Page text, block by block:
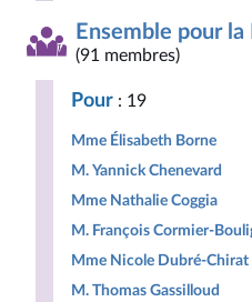
Ensemble pour la
(91 membres)
Pour : 19
Mme Élisabeth Borne
M. Yannick Chenevard
Mme Nathalie Coggia
M. François Cormier-
Mme Nicole Dubré-Chirat
M. Thomas Gassilloud